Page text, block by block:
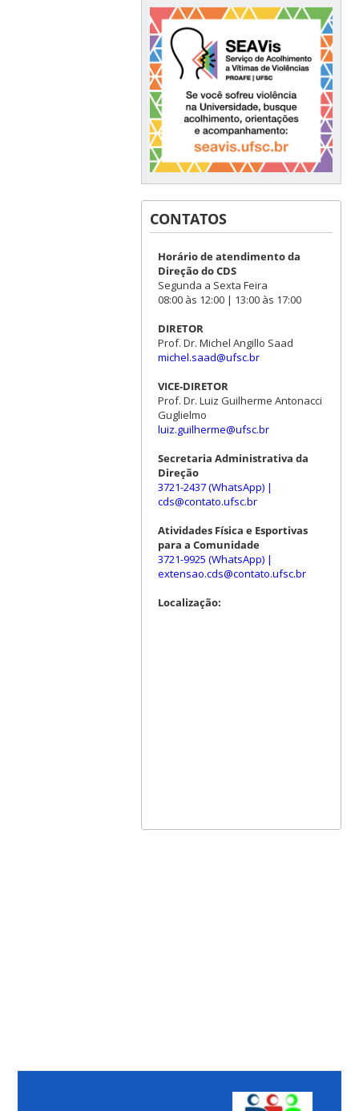
CONTATOS
Horário de atendimento da
Direção do CDS
Segunda a Sexta Feira
08:00 às 12:00 | 13:00 às 17:00
DIRETOR
Prof. Dr. Michel Angillo Saad
michel.saad@ufsc.br
VICE-DIRETOR
Prof. Dr. Luiz Guilherme Antonacci
Guglielmo
luiz.guilherme@ufsc.br
Secretaria Administrativa da
Direção
3721-2437 (WhatsApp) |
cds@contato.ufsc.br
Atividades Física e Esportivas
para a Comunidade
3721-9925 (WhatsApp) |
extensao.cds@contato.ufsc.br
Localização: